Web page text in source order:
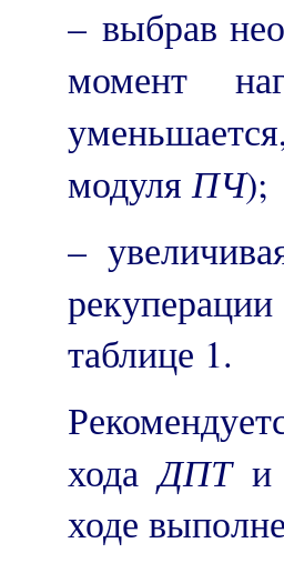
– выбрав
момент
модуляПЧ);
–
таблице 1.
ходаДПТи
ходе